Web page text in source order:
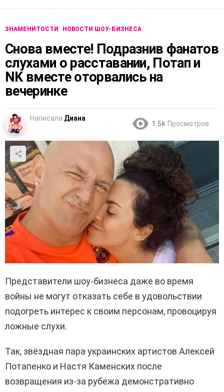
ЗНАМЕНИТОСТИ НОВОСТИ ШОУ-БИЗНЕСА
Снова вместе! Подразнив фанатов
слухами о расставании, Потап и
NK вместе оторвались на
вечеринке
Написала Диана
1.5k Просмотров
Представители шоу-бизнеса даже во время
войны не могут отказать себе в удовольствии
подогреть интерес к своим персонам, провоцируя
ложные слухи.
Так, звёздная пара украинских артистов Алексей
Потапенко и Настя Каменских после
возвращения из-за рубежа демонстративно